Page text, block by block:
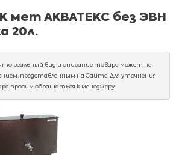
мет АКВАТЕКС без ЭВН
20л.
реальный вид и описание товара может не
представленным на Сайте. Для уточнения
просим обращаться к менеджеру